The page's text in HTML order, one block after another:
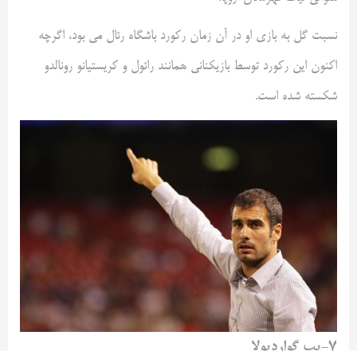
نسبت گل به بازی او در آن زمان رکورد باشگاه رئال می بود، اگرچه
اکنون این رکورد توسط بازیکنانی همانند رائول و کریستیانو رونالدو
شکسته شده است.
۷-پپ گواردیولا